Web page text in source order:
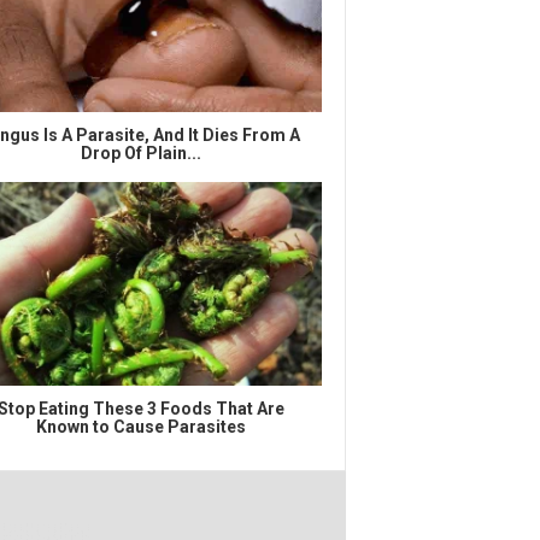
Is A Parasite, And It Dies From A
Drop Of Plain...
Eating These 3 Foods That Are
Known to Cause Parasites